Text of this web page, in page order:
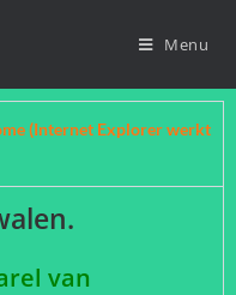
Menu
(Internet Explorer werkt
van